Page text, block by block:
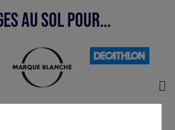
au sol pour...